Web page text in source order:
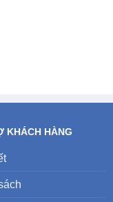
KHÁCH HÀNG